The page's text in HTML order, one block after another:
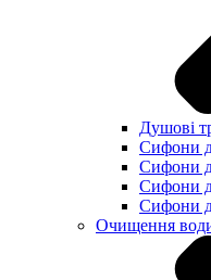
Душові
Сифони
Сифони
Сифони
Сифони
Очищення